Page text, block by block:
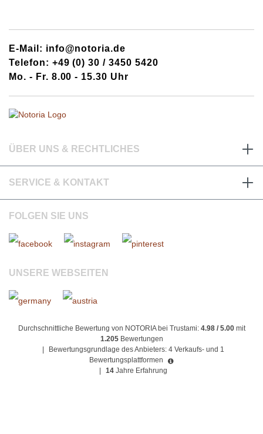
E-Mail: info@notoria.de
Telefon: +49 (0) 30 / 3450 5420
Mo. - Fr. 8.00 - 15.30 Uhr
ÜBER UNS & RECHTLICHES
SERVICE & KONTAKT
FOLGEN SIE UNS
UNSERE WEBSEITEN
Durchschnittliche Bewertung von NOTORIA bei Trustami: 4.98 / 5.00mit
1.205 Bewertungen
Bewertungsgrundlage des Anbieters: 4 Verkaufs- und 1
Bewertungsplattformen
14 Jahre Erfahrung